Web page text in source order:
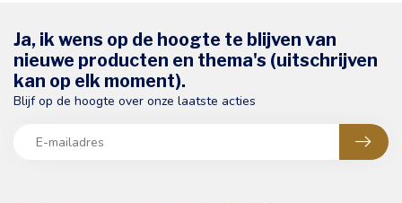
Ja, ik wens op de hoogte te blijven van
nieuwe producten en thema's (uitschrijven
kan op elk moment).
Blijf op de hoogte over onze laatste acties